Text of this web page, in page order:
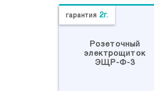
гарантия 2г.
Розеточный
электрощиток
ЭЩР-Ф-3